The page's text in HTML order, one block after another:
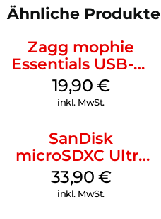
Ähnliche Produkte
Zagg mophie
Essentials USB-C-
20W Charger PD
Weiß
19,90 €
inkl. MwSt.
SanDisk
microSDXC Ultra
128 GB + Adapter
Mobile
33,90 €
inkl. MwSt.